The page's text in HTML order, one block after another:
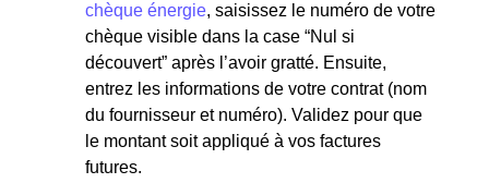
chèque énergie, saisissez le numéro de votre
chèque visible dans la case “Nul si
découvert” après l’avoir gratté. Ensuite,
entrez les informations de votre contrat (nom
du fournisseur et numéro). Validez pour que
le montant soit appliqué à vos factures
futures.